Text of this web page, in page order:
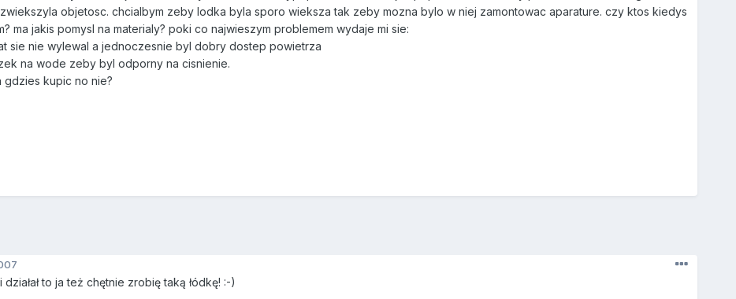
objetosc. chcialbym zeby lodka byla sporo wieksza tak zeby mozna bylo w niej zamontowac aparature. czy ktos kiedys
ma jakis pomysl na materialy? poki co najwieszym problemem wydaje mi sie:
sie nie wylewal a jednoczesnie byl dobry dostep powietrza
na wode zeby byl odporny na cisnienie.
gdzies kupic no nie?
to ja też chętnie zrobię taką łódkę! :-)